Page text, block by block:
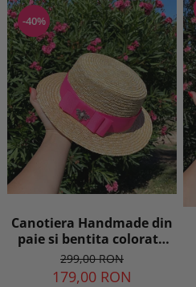
-40%
Canotiera Handmade din
paie si bentita colorata
detasabila la alegere
299,00 RON
179,00 RON